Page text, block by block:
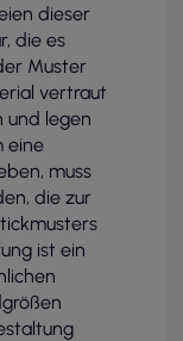
dieser
die es
Muster
vertraut
und legen
eine
muss
die zur
ist ein